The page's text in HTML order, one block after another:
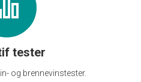
tester
og brennevinstester.